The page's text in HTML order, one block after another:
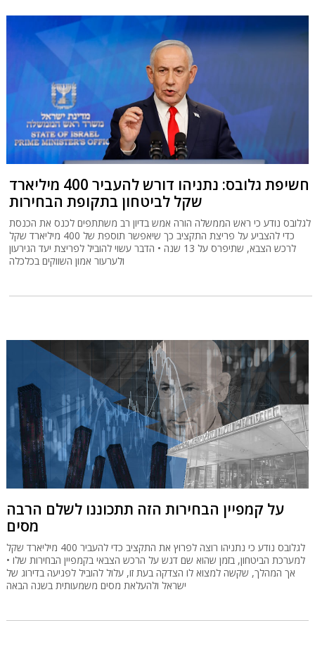
חשיפת גלובס: נתניהו דורש להעביר 400 מיליארד
שקל לביטחון בתקופת הבחירות
לגלובס נודע כי ראש הממשלה הורה אמש בדיון רב משתתפים לכנס את הכנסת
כדי להצביע על פריצת התקציב כך שיאפשר תוספת של 400 מיליארד שקל
לרכש הצבא, שתיפרס על 13 שנה • הדבר עשוי להוביל לפריצת יעד הגירעון
ולערעור אמון השווקים בכלכלה
על קמפיין הבחירות הזה תתכוננו לשלם הרבה
מסים
לגלובס נודע כי נתניהו רוצה לפרוץ את התקציב כדי להעביר 400 מיליארד שקל
למערכת הביטחון, בזמן שהוא שם דגש על הרכש הצבאי בקמפיין הבחירות שלו •
אך המהלך, שקשה למצוא לו הצדקה בעת זו, עלול להוביל לפגיעה בדירוג של
ישראל ולהעלאת מסים משמעותית בשנה הבאה